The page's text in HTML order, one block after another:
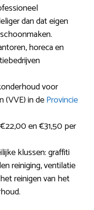
dan dat eigen
horeca en
voor
(VVE) in deProvincie
en €31,50 per
klussen: graffiti
reiniging, ventilatie
reinigen van het